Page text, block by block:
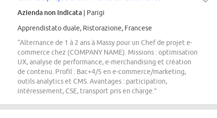
Azienda non indicata | Parigi
Apprendistato duale, Ristorazione, Francese
“Alternance de 1 à 2 ans à Massy pour un Chef de projet e-
commerce chez (COMPANY NAME). Missions : optimisation
UX, analyse de performance, e-merchandising et création
de contenu. Profil : Bac+4/5 en e-commerce/marketing,
outils analytics et CMS. Avantages : participation,
intéressement, CSE, transport pris en charge.”